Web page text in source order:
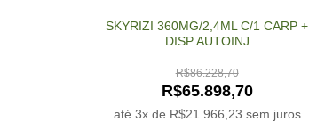
SKYRIZI 360MG/2,4ML C/1 CARP +
DISP AUTOINJ
R$86.228,70
R$65.898,70
até 3x de R$21.966,23 sem juros